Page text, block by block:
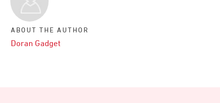
ABOUT THE AUTHOR
Doran Gadget